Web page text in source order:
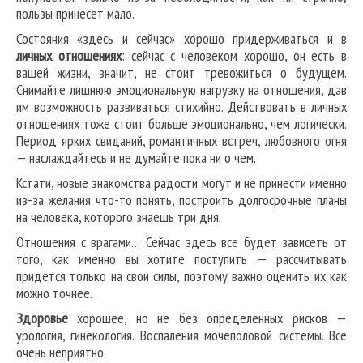
пользы принесет мало.
Состояния «здесь и сейчас» хорошо придерживаться и в
личных отношениях: сейчас с человеком хорошо, он есть в
вашей жизни, значит, не стоит тревожиться о будущем.
Снимайте лишнюю эмоциональную нагрузку на отношения, дав
им возможность развиваться стихийно. Действовать в личных
отношениях тоже стоит больше эмоционально, чем логически.
Период ярких свиданий, романтичных встреч, любовного огня
— наслаждайтесь и не думайте пока ни о чем.
Кстати, новые знакомства радости могут и не принести именно
из-за желания что-то понять, построить долгосрочные планы
на человека, которого знаешь три дня.
Отношения с врагами… Сейчас здесь все будет зависеть от
того, как именно вы хотите поступить — рассчитывать
придется только на свои силы, поэтому важно оценить их как
можно точнее.
Здоровье хорошее, но не без определенных рисков —
урология, гинекология. Воспаления мочеполовой системы. Все
очень неприятно.